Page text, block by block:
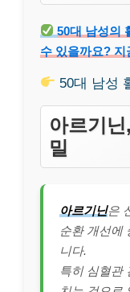
50대 남성의
수 있을까요?
50대 남성
아르기
밀
아르기닌은
순환 개선에
니다.
특히 심혈관